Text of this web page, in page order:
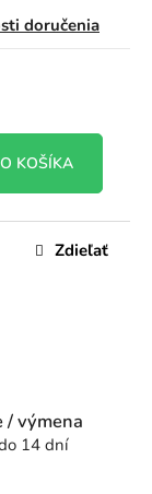
doručenia
KOŠÍKA
Zdieľať
/ výmena
14 dní